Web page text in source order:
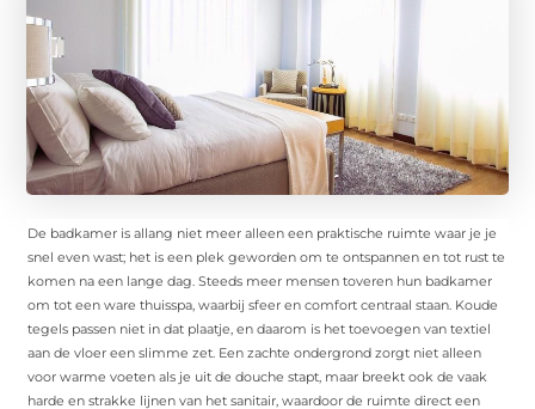
De badkamer is allang niet meer alleen een praktische ruimte waar je je
snel even wast; het is een plek geworden om te ontspannen en tot rust te
komen na een lange dag. Steeds meer mensen toveren hun badkamer
om tot een ware thuisspa, waarbij sfeer en comfort centraal staan. Koude
tegels passen niet in dat plaatje, en daarom is het toevoegen van textiel
aan de vloer een slimme zet. Een zachte ondergrond zorgt niet alleen
voor warme voeten als je uit de douche stapt, maar breekt ook de vaak
harde en strakke lijnen van het sanitair, waardoor de ruimte direct een